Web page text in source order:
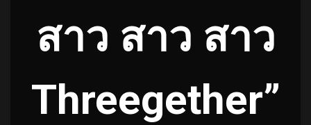
สาว สาว สาว
Threegether”